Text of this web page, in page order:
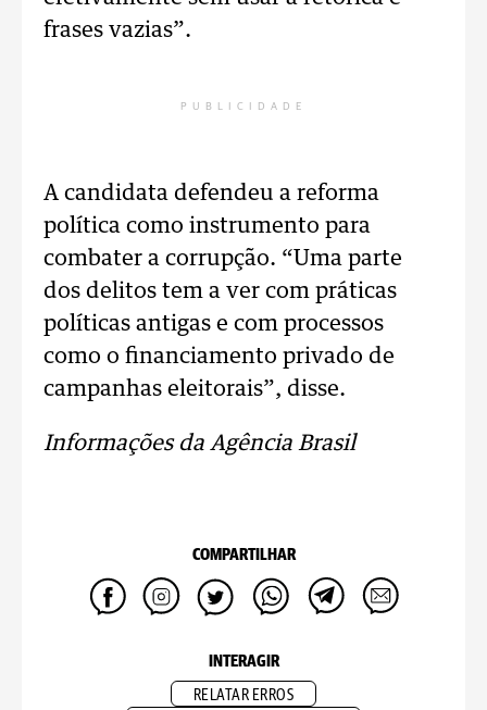
frases vazias”.
PUBLICIDADE
A candidata defendeu a reforma
política como instrumento para
combater a corrupção. “Uma parte
dos delitos tem a ver com práticas
políticas antigas e com processos
como o financiamento privado de
campanhas eleitorais”, disse.
Informações da Agência Brasil
COMPARTILHAR
INTERAGIR
RELATAR ERROS